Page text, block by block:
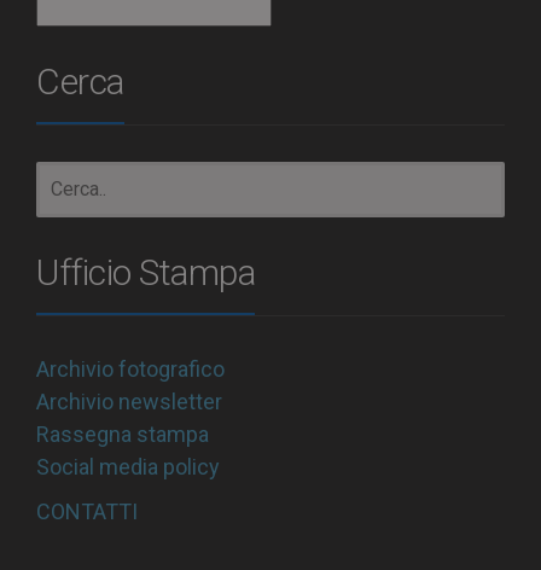
Cerca
Ufficio Stampa
Archivio fotografico
Archivio newsletter
Rassegna stampa
Social media policy
CONTATTI